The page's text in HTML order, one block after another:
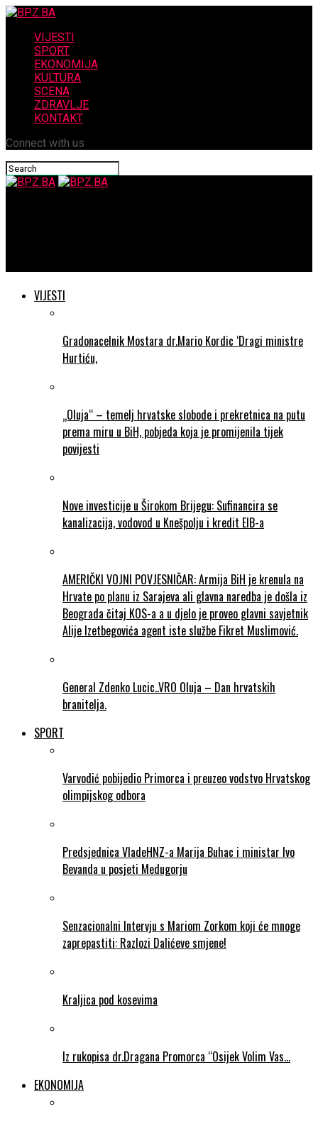
VIJESTI
SPORT
EKONOMIJA
KULTURA
SCENA
ZDRAVLJE
KONTAKT
Connect with us
VIJESTI
Gradonacelnik Mostara dr.Mario Kordic ‘Dragi ministre
Hurtiću,
„Oluja“ – temelj hrvatske slobode i prekretnica na putu
prema miru u BiH, pobjeda koja je promijenila tijek
povijesti
Nove investicije u Širokom Brijegu: Sufinancira se
kanalizacija, vodovod u Knešpolju i kredit EIB-a
AMERIČKI VOJNI POVJESNIČAR: Armija BiH je krenula na
Hrvate po planu iz Sarajeva ali glavna naredba je došla iz
Beograda čitaj KOS-a a u djelo je proveo glavni savjetnik
Alije Izetbegovića agent iste službe Fikret Muslimović.
General Zdenko Lucic..VRO Oluja – Dan hrvatskih
branitelja.
SPORT
Varvodić pobijedio Primorca i preuzeo vodstvo Hrvatskog
olimpijskog odbora
Predsjednica VladeHNZ-a Marija Buhac i ministar Ivo
Bevanda u posjeti Medugorju
Senzacionalni Intervju s Mariom Zorkom koji će mnoge
zaprepastiti: Razlozi Dalićeve smjene!
Kraljica pod kosevima
Iz rukopisa dr.Dragana Promorca “Osijek Volim Vas…
EKONOMIJA